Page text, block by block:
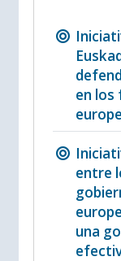
en los
entre
una